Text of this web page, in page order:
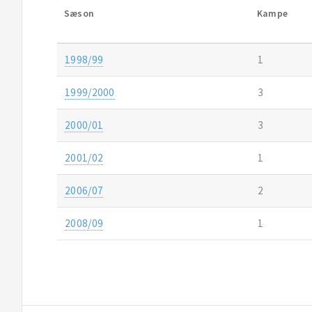
Sæson Kampe
1998/99 1
1999/2000 3
2000/01 3
2001/02 1
2006/07 2
2008/09 1